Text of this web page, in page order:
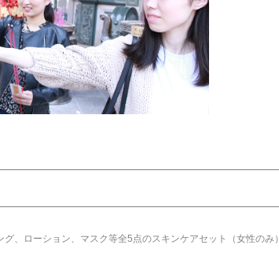
、ローション、マスク等全5点のスキンケアセット（女性のみ）